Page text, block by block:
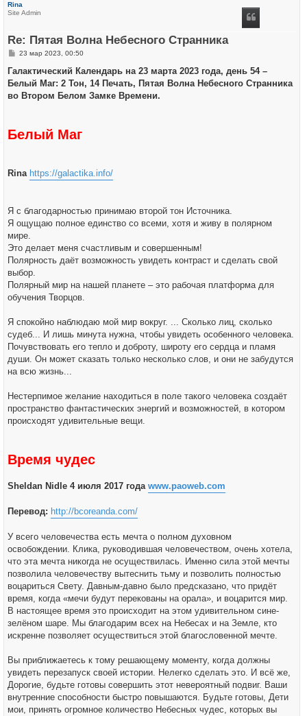
Rina
Site Admin
Re: Пятая Волна Небесного Странника
С
о
щ
е
23 мар 2023, 00:50
Галактический Календарь на 23 марта 2023 года, день 54 –
Белый Маг: 2 Тон, 14 Печать, Пятая Волна Небесного Странника
во Втором Белом Замке Времени.
Белый Маг
Rina https://galactika.info/
Я с благодарностью принимаю второй тон Источника.
Я ощущаю полное единство со всеми, хотя и живу в полярном
мире.
Это делает меня счастливым и совершенным!
Полярность даёт возможность увидеть контраст и сделать свой
выбор.
Полярный мир на нашей планете – это рабочая платформа для
обучения Творцов.
Я спокойно наблюдаю мой мир вокруг. ... Сколько лиц, сколько
судеб... И лишь минута нужна, чтобы увидеть особенного человека.
Почувствовать его тепло и доброту, широту его сердца и пламя
души. Он может сказать только несколько слов, и они не забудутся
на всю жизнь...
Нестерпимое желание находиться в поле такого человека создаёт
пространство фантастических энергий и возможностей, в котором
происходят удивительные вещи.
Время чудес
Sheldan Nidle 4 июля 2017 года www.paoweb.com
Перевод: http://bcoreanda.com/
У всего человечества есть мечта о полном духовном
освобождении. Клика, руководившая человечеством, очень хотела,
что эта мечта никогда не осуществилась. Именно сила этой мечты
позволила человечеству вытеснить тьму и позволить полностью
воцариться Свету. Давным-давно было предсказано, что придёт
время, когда «мечи будут перекованы на орала», и воцарится мир.
В настоящее время это происходит на этом удивительном сине-
зелёном шаре. Мы благодарим всех на Небесах и на Земле, кто
искренне позволяет осуществиться этой благословенной мечте.
Вы приближаетесь к тому решающему моменту, когда должны
увидеть перезапуск своей истории. Нелегко сделать это. И всё же,
Дорогие, будьте готовы совершить этот невероятный подвиг. Ваши
внутренние способности быстро повышаются. Будьте готовы, Дети
мои, принять огромное количество Небесных чудес, которых вы